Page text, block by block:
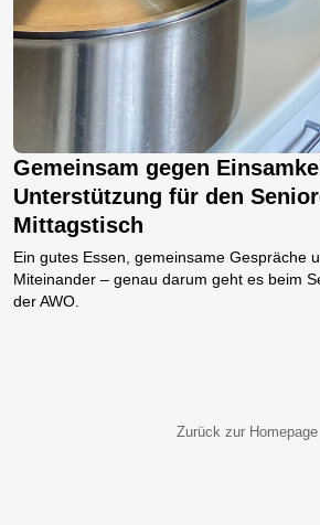
Gemeinsam gegen
Unterstützung für den
Mittagstisch
Ein gutes Essen, gemeinsame Gespräche
Miteinander – genau darum geht es beim
der AWO.
Zurück zur Homepage